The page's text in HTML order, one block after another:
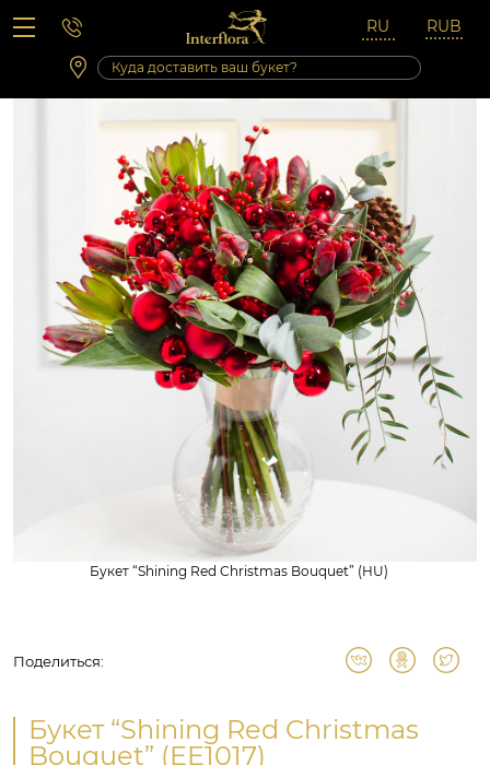
Вопросы-ответы
Сб 10:00 ‐ 14:00
Выходные и праздничные дни
Букет “Shining Red Christmas Bouquet” (HU)
Поделиться:
Букет “Shining Red Christmas
Bouquet” (EE1017)